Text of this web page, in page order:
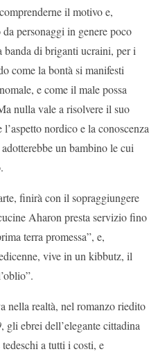
il motivo e,
personaggi in genere poco
di briganti ucraini, per i
come la bontà si manifesti
e come il male possa
nulla vale a risolvere il suo
nordico e la conoscenza
un bambino le cui
finirà con il sopraggiungere
Aharon presta servizio fino
terra promessa”, e,
vive in un kibbutz, il
nella realtà, nel romanzo riedito
, gli ebrei dell’elegante cittadina
a tutti i costi, e